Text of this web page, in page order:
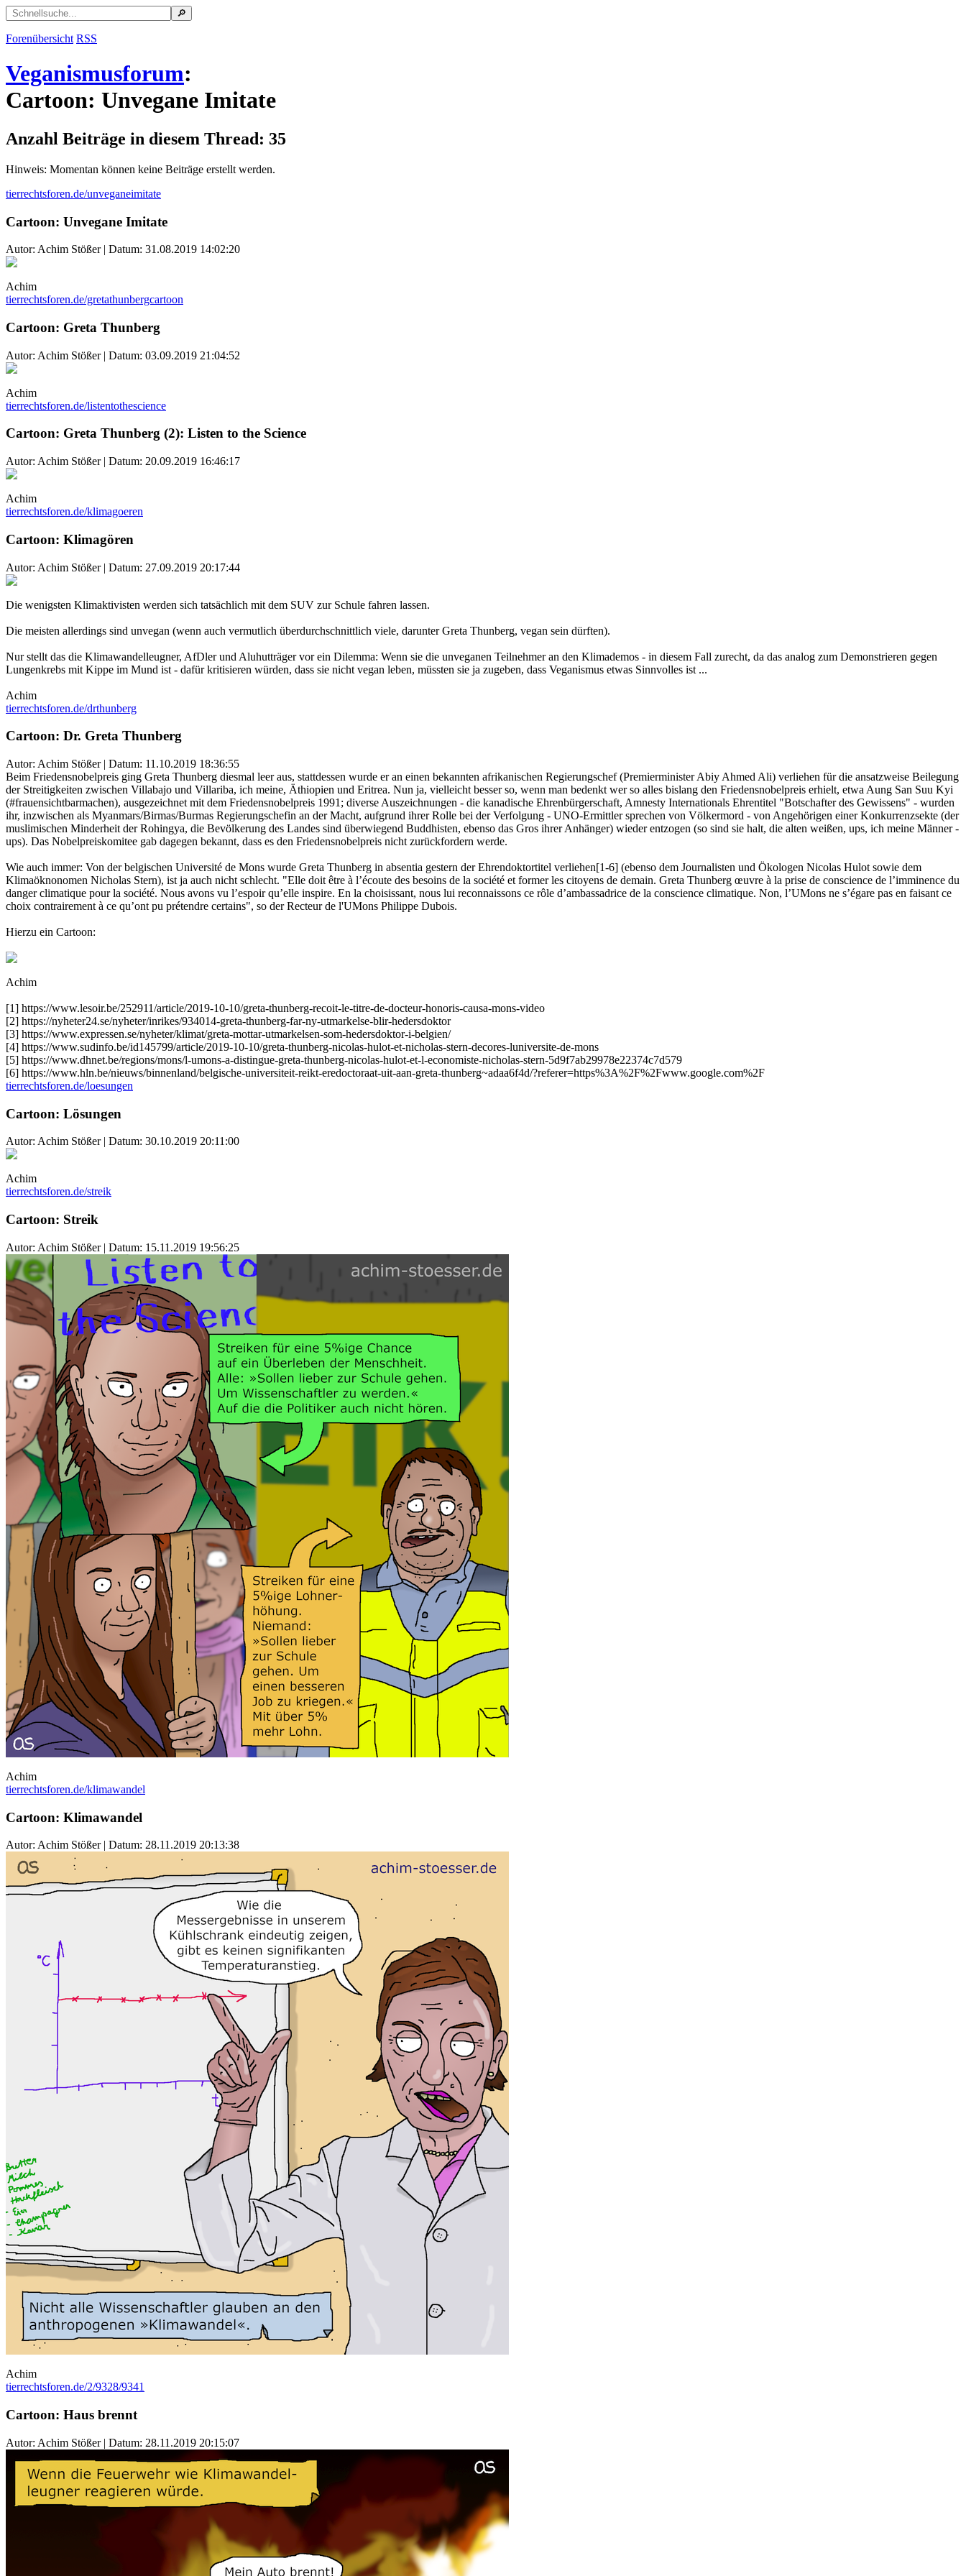
Forenübersicht RSS
Veganismusforum:
Cartoon: Unvegane Imitate
Anzahl Beiträge in diesem Thread: 35
Hinweis: Momentan können keine Beiträge erstellt werden.
tierrechtsforen.de/unveganeimitate
Cartoon: Unvegane Imitate
Autor: Achim Stößer | Datum: 31.08.2019 14:02:20
Achim
tierrechtsforen.de/gretathunbergcartoon
Cartoon: Greta Thunberg
Autor: Achim Stößer | Datum: 03.09.2019 21:04:52
Achim
tierrechtsforen.de/listentothescience
Cartoon: Greta Thunberg (2): Listen to the Science
Autor: Achim Stößer | Datum: 20.09.2019 16:46:17
Achim
tierrechtsforen.de/klimagoeren
Cartoon: Klimagören
Autor: Achim Stößer | Datum: 27.09.2019 20:17:44
Die wenigsten Klimaktivisten werden sich tatsächlich mit dem SUV zur Schule fahren lassen.
Die meisten allerdings sind unvegan (wenn auch vermutlich überdurchschnittlich viele, darunter Greta Thunberg, vegan sein dürften).
Nur stellt das die Klimawandelleugner, AfDler und Aluhutträger vor ein Dilemma: Wenn sie die unveganen Teilnehmer an den Klimademos - in diesem Fall zurecht, da das analog zum Demonstrieren gegen
Lungenkrebs mit Kippe im Mund ist - dafür kritisieren würden, dass sie nicht vegan leben, müssten sie ja zugeben, dass Veganismus etwas Sinnvolles ist ...
Achim
tierrechtsforen.de/drthunberg
Cartoon: Dr. Greta Thunberg
Autor: Achim Stößer | Datum: 11.10.2019 18:36:55
Beim Friedensnobelpreis ging Greta Thunberg diesmal leer aus, stattdessen wurde er an einen bekannten afrikanischen Regierungschef (Premierminister Abiy Ahmed Ali) verliehen für die ansatzweise Beilegung
der Streitigkeiten zwischen Villabajo und Villariba, ich meine, Äthiopien und Eritrea. Nun ja, vielleicht besser so, wenn man bedenkt wer so alles bislang den Friedensnobelpreis erhielt, etwa Aung San Suu Kyi
(#frauensichtbarmachen), ausgezeichnet mit dem Friedensnobelpreis 1991; diverse Auszeichnungen - die kanadische Ehrenbürgerschaft, Amnesty Internationals Ehrentitel "Botschafter des Gewissens" - wurden
ihr, inzwischen als Myanmars/Birmas/Burmas Regierungschefin an der Macht, aufgrund ihrer Rolle bei der Verfolgung - UNO-Ermittler sprechen von Völkermord - von Angehörigen einer Konkurrenzsekte (der
muslimischen Minderheit der Rohingya, die Bevölkerung des Landes sind überwiegend Buddhisten, ebenso das Gros ihrer Anhänger) wieder entzogen (so sind sie halt, die alten weißen, ups, ich meine Männer -
ups). Das Nobelpreiskomitee gab dagegen bekannt, dass es den Friedensnobelpreis nicht zurückfordern werde.
Wie auch immer: Von der belgischen Université de Mons wurde Greta Thunberg in absentia gestern der Ehrendoktortitel verliehen[1-6] (ebenso dem Journalisten und Ökologen Nicolas Hulot sowie dem
Klimaöknonomen Nicholas Stern), ist ja auch nicht schlecht. "Elle doit être à l’écoute des besoins de la société et former les citoyens de demain. Greta Thunberg œuvre à la prise de conscience de l’imminence du
danger climatique pour la société. Nous avons vu l’espoir qu’elle inspire. En la choisissant, nous lui reconnaissons ce rôle d’ambassadrice de la conscience climatique. Non, l’UMons ne s’égare pas en faisant ce
choix contrairement à ce qu’ont pu prétendre certains", so der Recteur de l'UMons Philippe Dubois.
Hierzu ein Cartoon:
Achim
[1] https://www.lesoir.be/252911/article/2019-10-10/greta-thunberg-recoit-le-titre-de-docteur-honoris-causa-mons-video
[2] https://nyheter24.se/nyheter/inrikes/934014-greta-thunberg-far-ny-utmarkelse-blir-hedersdoktor
[3] https://www.expressen.se/nyheter/klimat/greta-mottar-utmarkelsen-som-hedersdoktor-i-belgien/
[4] https://www.sudinfo.be/id145799/article/2019-10-10/greta-thunberg-nicolas-hulot-et-nicholas-stern-decores-luniversite-de-mons
[5] https://www.dhnet.be/regions/mons/l-umons-a-distingue-greta-thunberg-nicolas-hulot-et-l-economiste-nicholas-stern-5d9f7ab29978e22374c7d579
[6] https://www.hln.be/nieuws/binnenland/belgische-universiteit-reikt-eredoctoraat-uit-aan-greta-thunberg~adaa6f4d/?referer=https%3A%2F%2Fwww.google.com%2F
tierrechtsforen.de/loesungen
Cartoon: Lösungen
Autor: Achim Stößer | Datum: 30.10.2019 20:11:00
Achim
tierrechtsforen.de/streik
Cartoon: Streik
Autor: Achim Stößer | Datum: 15.11.2019 19:56:25
Achim
tierrechtsforen.de/klimawandel
Cartoon: Klimawandel
Autor: Achim Stößer | Datum: 28.11.2019 20:13:38
Achim
tierrechtsforen.de/2/9328/9341
Cartoon: Haus brennt
Autor: Achim Stößer | Datum: 28.11.2019 20:15:07